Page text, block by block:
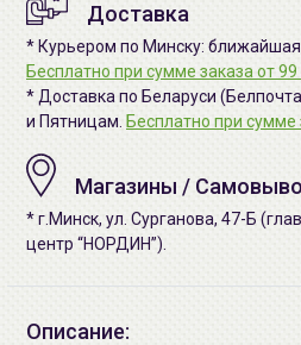
Доставка
* Курьером по Минску: ближайшая
Бесплатно при сумме заказа от 99
* Доставка по Беларуси
и Пятницам. Бесплатно при сумме
Магазины /
* г.Минск, ул. Сурганова, 47-Б
центр “НОРДИН”).
Описание: